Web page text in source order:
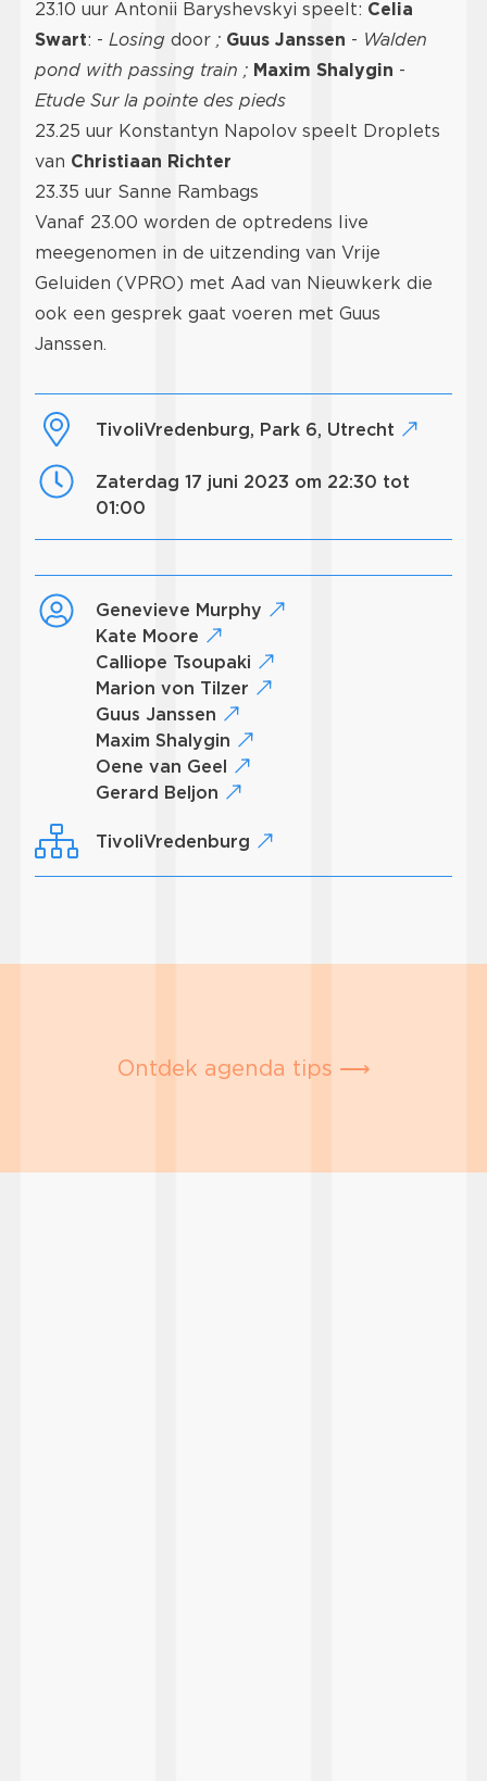
23.10 uur Antonii Baryshevskyi speelt: Celia
Swart: - Losing door ; Guus Janssen - Walden
pond with passing train ; Maxim Shalygin -
Etude Sur la pointe des pieds
23.25 uur Konstantyn Napolov speelt Droplets
van Christiaan Richter
23.35 uur Sanne Rambags
Vanaf 23.00 worden de optredens live
meegenomen in de uitzending van Vrije
Geluiden (VPRO) met Aad van Nieuwkerk die
ook een gesprek gaat voeren met Guus
Janssen.
TivoliVredenburg, Park 6, Utrecht
zaterdag 17 juni 2023 om 22:30 tot
01:00
Genevieve Murphy
Kate Moore
Calliope Tsoupaki
Marion von Tilzer
Guus Janssen
Maxim Shalygin
Oene van Geel
Gerard Beljon
TivoliVredenburg
Ontdek agenda tips ⟶